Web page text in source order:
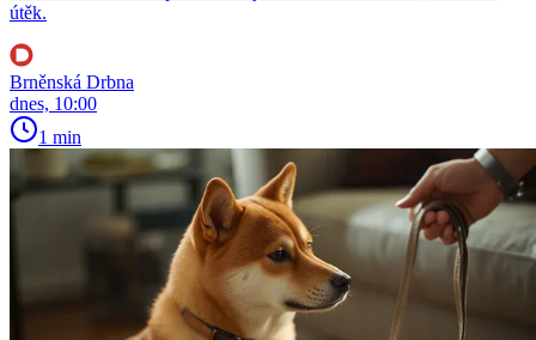
útěk.
Brněnská Drbna
dnes, 10:00
1 min